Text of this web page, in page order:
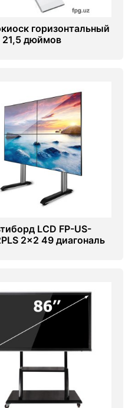
горизонтальный
21,5 дюймов
LCD FP-US-
2x2 49 диагональ